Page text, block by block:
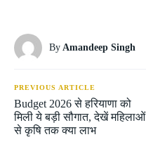
By Amandeep Singh
PREVIOUS ARTICLE
Budget 2026 से हरियाणा को
मिली ये बड़ी सौगात, देखें महिलाओं
से कृषि तक क्या लाभ